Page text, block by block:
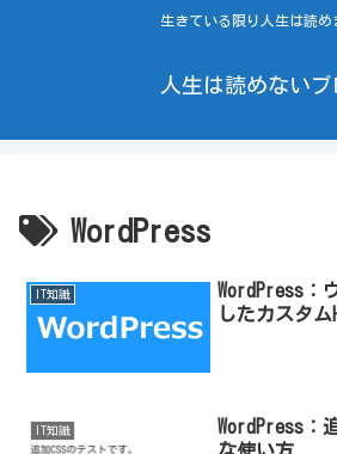
生きている限り人生は読め
人生は読めないブ
WordPress
IT知識
WordPress：
したカスタム
IT知識
WordPress：
な使い方